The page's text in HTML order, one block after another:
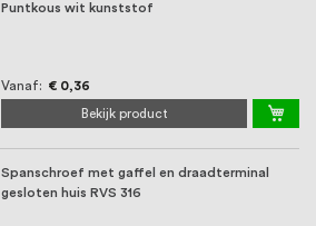
Puntkous wit kunststof
Vanaf € 0,36
Bekijk product
Spanschroef met gaffel en draadterminal
gesloten huis RVS 316